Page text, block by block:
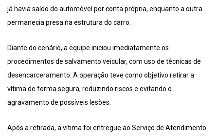
já havia saído do automóvel por conta própria, enquanto a outra
permanecia presa na estrutura do carro.
Diante do cenário, a equipe iniciou imediatamente os
procedimentos de salvamento veicular, com uso de técnicas de
desencarceramento. A operação teve como objetivo retirar a
vítima de forma segura, reduzindo riscos e evitando o
agravamento de possíveis lesões.
Após a retirada, a vítima foi entregue ao Serviço de Atendimento